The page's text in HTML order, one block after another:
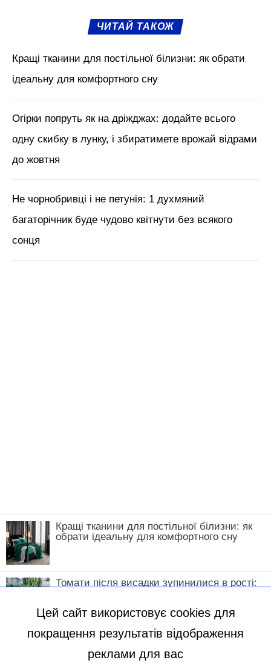
ЧИТАЙ ТАКОЖ
Кращі тканини для постільної білизни: як обрати
ідеальну для комфортного сну
Огірки попруть як на дріжджах: додайте всього
одну скибку в лунку, і збиратимете врожай відрами
до жовтня
Не чорнобривці і не петунія: 1 духмяний
багаторічник буде чудово квітнути без всякого
сонця
Кращі тканини для постільної білизни: як
обрати ідеальну для комфортного сну
Томати після висадки зупинилися в рості:
Цей сайт використовує cookies для
покращення результатів відображення
реклами для вас